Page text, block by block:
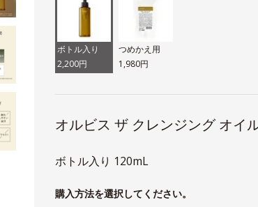
ボトル入り
2,200円
つめかえ用
1,980円
オルビス ザ クレンジング オイ
ボトル入り 120mL
購入方法を選択してください。